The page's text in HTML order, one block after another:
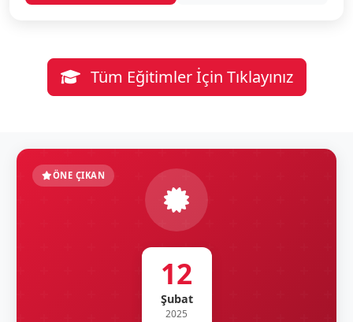
Tüm Eğitimler İçin Tıklayınız
ÖNE ÇIKAN
12
Şubat
2025